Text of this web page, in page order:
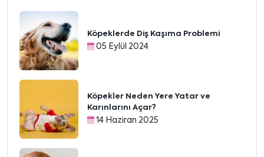
Köpeklerde Diş Kaşıma Problemi
05 Eylül 2024
Köpekler Neden Yere Yatar ve
Karınlarını Açar?
14 Haziran 2025